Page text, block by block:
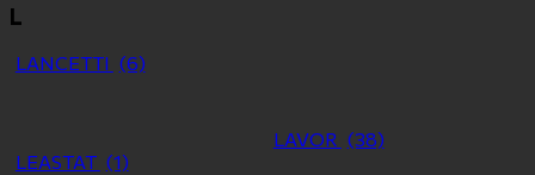
L
LANCETTI (6)
LAVOR (38)
LEASTAT (1)